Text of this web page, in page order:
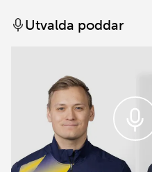
Utvalda poddar